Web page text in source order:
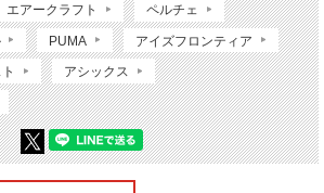
エアークラフト ペルチェ
PUMA アイズフロンティア
アシックス